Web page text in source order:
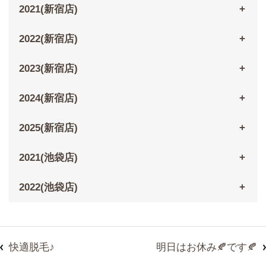
2021(新宿店)
2022(新宿店)
2023(新宿店)
2024(新宿店)
2025(新宿店)
2021(池袋店)
2022(池袋店)
快適脱毛♪ 明日はお休み🍂です🍂